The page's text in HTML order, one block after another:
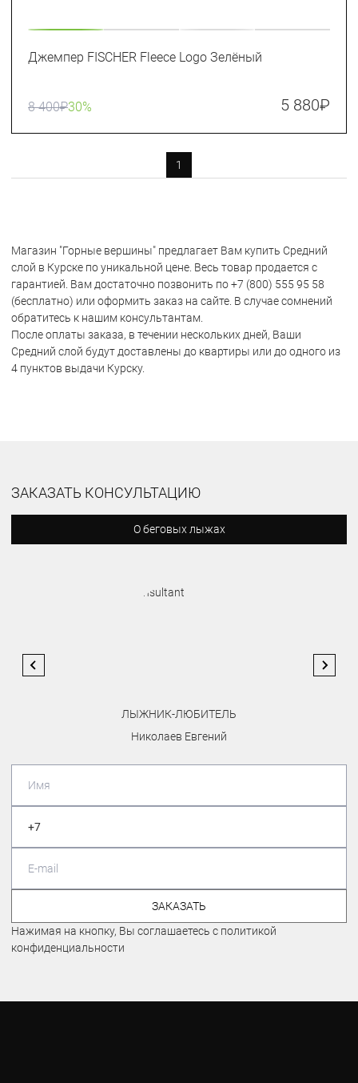
Джемпер FISCHER Fleece Logo Зелёный
8 400₽30% 5 880₽
1
Магазин "Горные вершины" предлагает Вам купить Средний
слой в Курске по уникальной цене. Весь товар продается с
гарантией. Вам достаточно позвонить по +7 (800) 555 95 58
(бесплатно) или оформить заказ на сайте. В случае сомнений
обратитесь к нашим консультантам.
После оплаты заказа, в течении нескольких дней, Ваши
Средний слой будут доставлены до квартиры или до одного из
4 пунктов выдачи Курску.
ЗАКАЗАТЬ КОНСУЛЬТАЦИЮ
О беговых лыжах
ЛЫЖНИК-ЛЮБИТЕЛЬ
Николаев Евгений
ЗАКАЗАТЬ
Нажимая на кнопку, Вы соглашаетесь с политикой
конфиденциальности